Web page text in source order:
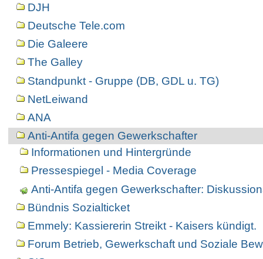
DJH
Deutsche Tele.com
Die Galeere
The Galley
Standpunkt - Gruppe (DB, GDL u. TG)
NetLeiwand
ANA
Anti-Antifa gegen Gewerkschafter
Informationen und Hintergründe
Pressespiegel - Media Coverage
Anti-Antifa gegen Gewerkschafter:
Bündnis Sozialticket
Emmely: Kassiererin Streikt - Kaisers kündigt.
Forum Betrieb, Gewerkschaft und Soziale